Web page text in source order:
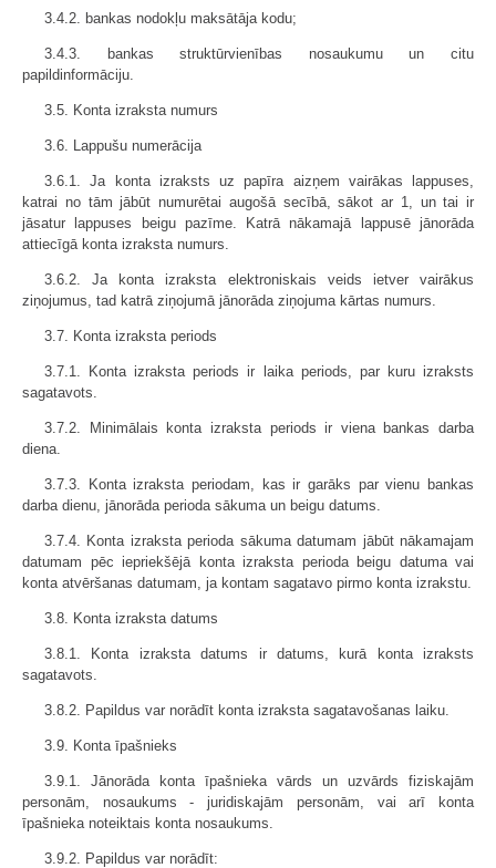
3.4.2. bankas nodokļu maksātāja kodu;
3.4.3. bankas struktūrvienības nosaukumu un citu
papildinformāciju.
3.5. Konta izraksta numurs
3.6. Lappušu numerācija
3.6.1. Ja konta izraksts uz papīra aizņem vairākas lappuses,
katrai no tām jābūt numurētai augošā secībā, sākot ar 1, un tai ir
jāsatur lappuses beigu pazīme. Katrā nākamajā lappusē jānorāda
attiecīgā konta izraksta numurs.
3.6.2. Ja konta izraksta elektroniskais veids ietver vairākus
ziņojumus, tad katrā ziņojumā jānorāda ziņojuma kārtas numurs.
3.7. Konta izraksta periods
3.7.1. Konta izraksta periods ir laika periods, par kuru izraksts
sagatavots.
3.7.2. Minimālais konta izraksta periods ir viena bankas darba
diena.
3.7.3. Konta izraksta periodam, kas ir garāks par vienu bankas
darba dienu, jānorāda perioda sākuma un beigu datums.
3.7.4. Konta izraksta perioda sākuma datumam jābūt nākamajam
datumam pēc iepriekšējā konta izraksta perioda beigu datuma vai
konta atvēršanas datumam, ja kontam sagatavo pirmo konta izrakstu.
3.8. Konta izraksta datums
3.8.1. Konta izraksta datums ir datums, kurā konta izraksts
sagatavots.
3.8.2. Papildus var norādīt konta izraksta sagatavošanas laiku.
3.9. Konta īpašnieks
3.9.1. Jānorāda konta īpašnieka vārds un uzvārds fiziskajām
personām, nosaukums - juridiskajām personām, vai arī konta
īpašnieka noteiktais konta nosaukums.
3.9.2. Papildus var norādīt: